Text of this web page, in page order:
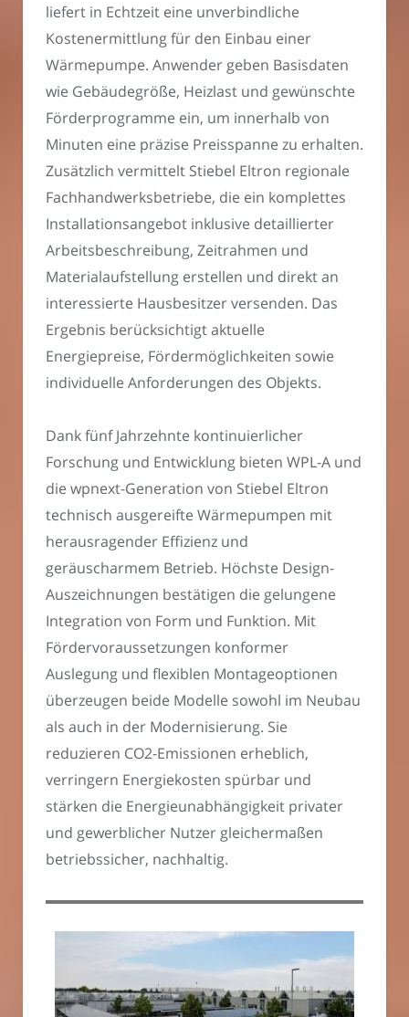
liefert in Echtzeit eine unverbindliche
Kostenermittlung für den Einbau einer
Wärmepumpe. Anwender geben Basisdaten
wie Gebäudegröße, Heizlast und gewünschte
Förderprogramme ein, um innerhalb von
Minuten eine präzise Preisspanne zu erhalten.
Zusätzlich vermittelt Stiebel Eltron regionale
Fachhandwerksbetriebe, die ein komplettes
Installationsangebot inklusive detaillierter
Arbeitsbeschreibung, Zeitrahmen und
Materialaufstellung erstellen und direkt an
interessierte Hausbesitzer versenden. Das
Ergebnis berücksichtigt aktuelle
Energiepreise, Fördermöglichkeiten sowie
individuelle Anforderungen des Objekts.
Dank fünf Jahrzehnte kontinuierlicher
Forschung und Entwicklung bieten WPL-A und
die wpnext-Generation von Stiebel Eltron
technisch ausgereifte Wärmepumpen mit
herausragender Effizienz und
geräuscharmem Betrieb. Höchste Design-
Auszeichnungen bestätigen die gelungene
Integration von Form und Funktion. Mit
Fördervoraussetzungen konformer
Auslegung und flexiblen Montageoptionen
überzeugen beide Modelle sowohl im Neubau
als auch in der Modernisierung. Sie
reduzieren CO2-Emissionen erheblich,
verringern Energiekosten spürbar und
stärken die Energieunabhängigkeit privater
und gewerblicher Nutzer gleichermaßen
betriebssicher, nachhaltig.